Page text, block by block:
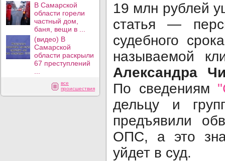
В Самарской
области горели
частный дом,
баня, вещи в ...
(видео) В
Самарской
области раскрыли
67 преступлений
все
происшествия
19 млн рублей
статья —
судебного
называемой
Александра
По сведениям
дельцу и
предъявили
ОПС, а это
уйдет в суд.